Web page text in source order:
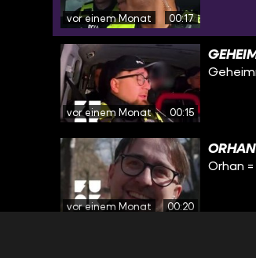
vor einem Monat 00:17
vor einem Monat 00:15
vor einem Monat 00:20
Orhan